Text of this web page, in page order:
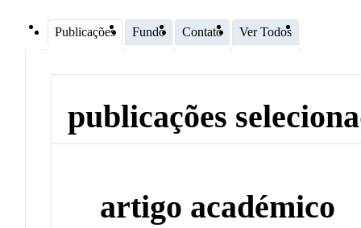
Publicações Fundo Contato Ver Todos
publicações
artigo académico